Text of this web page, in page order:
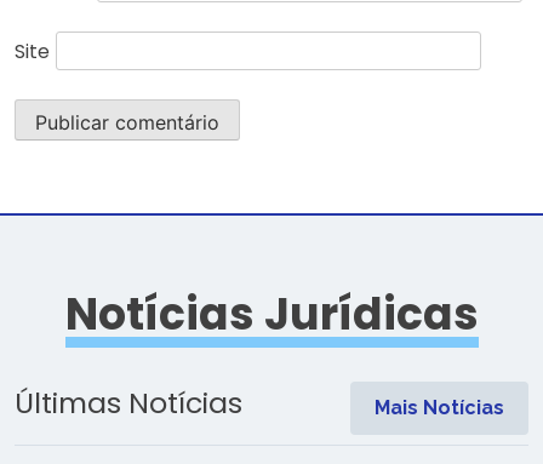
Site
Notícias Jurídicas
Últimas Notícias Mais Notícias